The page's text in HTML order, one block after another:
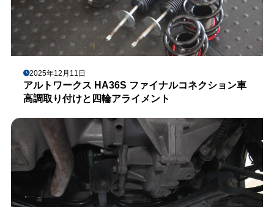
2025年12月11日
アルトワークス HA36S ファイナルコネクション車
高調取り付けと四輪アライメント